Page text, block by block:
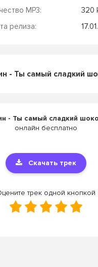
MP3:
320
релиза:
- Ты самый сладкий
- Ты самый сладкий
онлайн бесплатно
Скачать трек
трек одной кнопкой